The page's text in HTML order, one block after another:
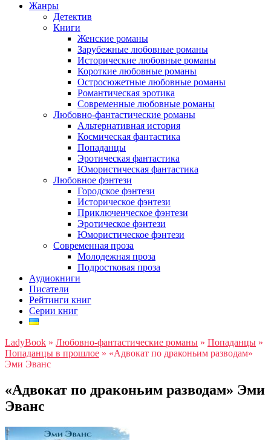
Жанры
Детектив
Книги
Женские романы
Зарубежные любовные романы
Исторические любовные романы
Короткие любовные романы
Остросюжетные любовные романы
Романтическая эротика
Современные любовные романы
Любовно-фантастические романы
Альтернативная история
Космическая фантастика
Попаданцы
Эротическая фантастика
Юмористическая фантастика
Любовное фэнтези
Городское фэнтези
Историческое фэнтези
Приключенческое фэнтези
Эротическое фэнтези
Юмористическое фэнтези
Современная проза
Молодежная проза
Подростковая проза
Аудиокниги
Писатели
Рейтинги книг
Серии книг
LadyBook » Любовно-фантастические романы » Попаданцы »
Попаданцы в прошлое » «Адвокат по драконьим разводам»
Эми Эванс
«Адвокат по драконьим разводам» Эми
Эванс